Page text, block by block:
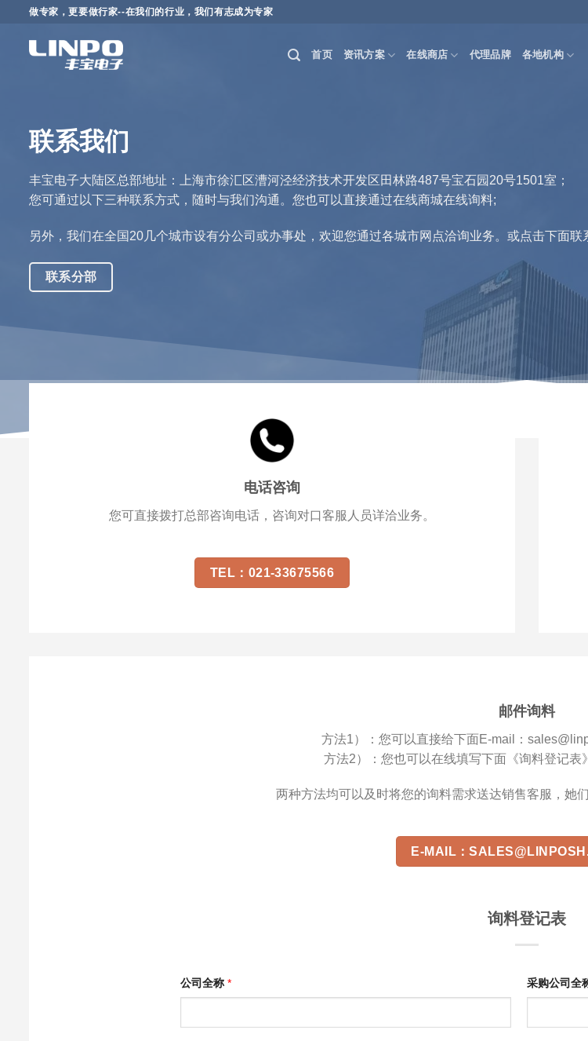
做专家，更要做行家--在我们的行业，我们有志成为专家
首页 资讯方案 在线商店 代理品牌 各地机构
联系我们
丰宝电子大陆区总部地址：上海市徐汇区漕河泾经济技术开发区田林路487号宝石园20号1501室；
您可通过以下三种联系方式，随时与我们沟通。您也可以直接通过在线商城在线询料;
另外，我们在全国20几个城市设有分公司或办事处，欢迎您通过各城市网点洽询业务。或点击下面联
联系分部
电话咨询
您可直接拨打总部咨询电话，咨询对口客服人员详洽业务。
TEL：021-33675566
邮件询料
方法1）：您可以直接给下面E-mail：
方法2）：您也可以在线填写下面《询料登记表
两种方法均可以及时将您的询料需求送达销售客服，她
E-MAIL：
询料登记表
公司全称* 采购公司全